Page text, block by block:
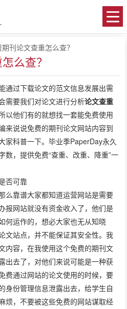
期刊论文查重怎么查？
么查？
通过下载论文的范文信息发展出需
需要我们对论文进行分析论文查重
以他们有的就想找一套能免费使用
来说说免费的期刊论文网站内容到
家科普一下。毕业季PaperDay永久
数，提供免费“查重、改重、降重”一
否可靠
么靠谱大家都知道运营网站是需要
报网站就没有资金收入了，他们是
何运作的，想必大家也无从知晓
文站点，并不能保证其安全性。我
内容，在我使用这个免费的期刊文
出去了，对他们来说可能是一种获
费通过网站的论文使用的时候，要
身份管理信息泄露出去，给学生自
烦，不要被这些免费的网站谋取经